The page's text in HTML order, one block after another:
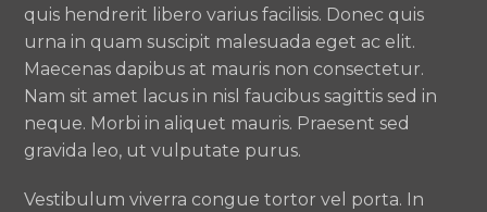
quis hendrerit libero varius facilisis. Donec quis
urna in quam suscipit malesuada eget ac elit.
Maecenas dapibus at mauris non consectetur.
Nam sit amet lacus in nisl faucibus sagittis sed in
neque. Morbi in aliquet mauris. Praesent sed
gravida leo, ut vulputate purus.
Vestibulum viverra congue tortor vel porta. In